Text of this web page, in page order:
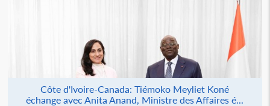
Côte d'Ivoire-Canada: Tiémoko Meyliet Koné
échange avec Anita Anand, Ministre des Affaires é...